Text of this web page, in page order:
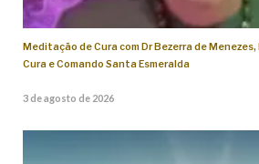
Meditação de Cura com Dr Bezerra de
Cura e Comando Santa Esmeralda
3 de agosto de 2026